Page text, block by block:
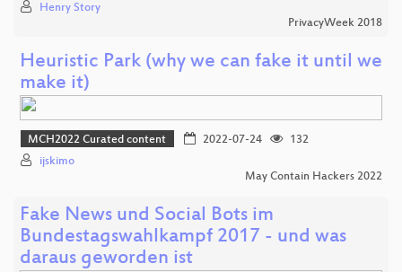
Henry Story
PrivacyWeek 2018
Heuristic Park (why we can fake it until we
make it)
MCH2022 Curated content 2022-07-24
132
ijskimo
May Contain Hackers 2022
Fake News und Social Bots im
Bundestagswahlkampf 2017 - und was
daraus geworden ist